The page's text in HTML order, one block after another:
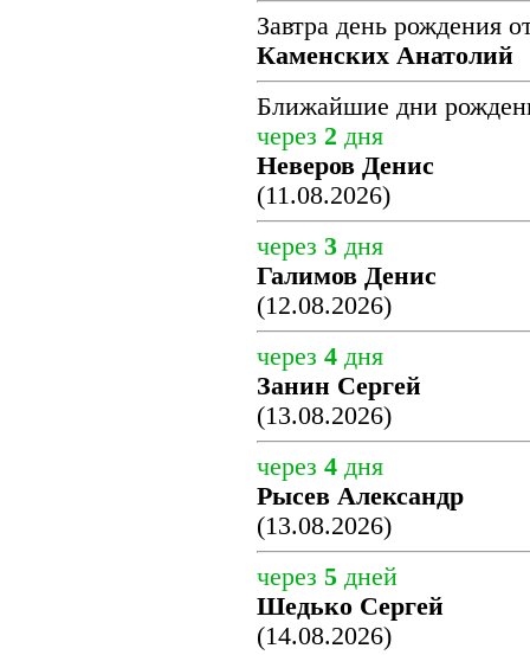
Завтра день рождения
Каменских Анатолий
Ближайшие дни
через 2 дня
Неверов Денис
(11.08.2026)
через 3 дня
Галимов Денис
(12.08.2026)
через 4 дня
Занин Сергей
(13.08.2026)
через 4 дня
Рысев Александр
(13.08.2026)
через 5 дней
Шедько Сергей
(14.08.2026)